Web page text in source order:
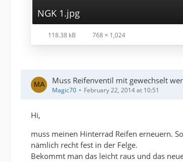
NGK 1.jpg
118.38 kB 768 × 1,024
Muss Reifenventil mit gewechselt
Magic70 February 22, 2014 at 10:51
Hi,
muss meinen Hinterrad Reifen erneuern.
nämlich recht fest in der Felge.
Bekommt man das leicht raus und das